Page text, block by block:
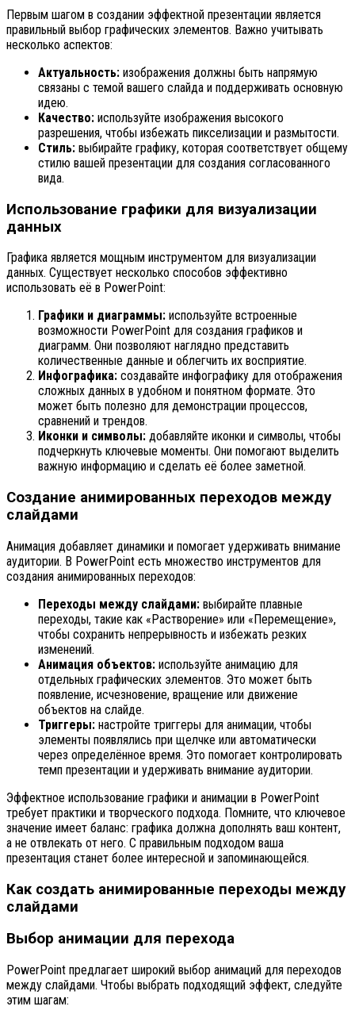
Первым шагом в создании эффектной презентации является
правильный выбор графических элементов. Важно учитывать
несколько аспектов:
Актуальность: изображения должны быть напрямую
связаны с темой вашего слайда и поддерживать основную
идею.
Качество: используйте изображения высокого
разрешения, чтобы избежать пикселизации и размытости.
Стиль: выбирайте графику, которая соответствует общему
стилю вашей презентации для создания согласованного
вида.
Использование графики для визуализации
данных
Графика является мощным инструментом для визуализации
данных. Существует несколько способов эффективно
использовать её в PowerPoint:
Графики и диаграммы: используйте встроенные
возможности PowerPoint для создания графиков и
диаграмм. Они позволяют наглядно представить
количественные данные и облегчить их восприятие.
Инфографика: создавайте инфографику для отображения
сложных данных в удобном и понятном формате. Это
может быть полезно для демонстрации процессов,
сравнений и трендов.
Иконки и символы: добавляйте иконки и символы, чтобы
подчеркнуть ключевые моменты. Они помогают выделить
важную информацию и сделать её более заметной.
Создание анимированных переходов между
слайдами
Анимация добавляет динамики и помогает удерживать внимание
аудитории. В PowerPoint есть множество инструментов для
создания анимированных переходов:
Переходы между слайдами: выбирайте плавные
переходы, такие как «Растворение» или «Перемещение»,
чтобы сохранить непрерывность и избежать резких
изменений.
Анимация объектов: используйте анимацию для
отдельных графических элементов. Это может быть
появление, исчезновение, вращение или движение
объектов на слайде.
Триггеры: настройте триггеры для анимации, чтобы
элементы появлялись при щелчке или автоматически
через определённое время. Это помогает контролировать
темп презентации и удерживать внимание аудитории.
Эффектное использование графики и анимации в PowerPoint
требует практики и творческого подхода. Помните, что ключевое
значение имеет баланс: графика должна дополнять ваш контент,
а не отвлекать от него. С правильным подходом ваша
презентация станет более интересной и запоминающейся.
Как создать анимированные переходы между
слайдами
Выбор анимации для перехода
PowerPoint предлагает широкий выбор анимаций для переходов
между слайдами. Чтобы выбрать подходящий эффект, следуйте
этим шагам: